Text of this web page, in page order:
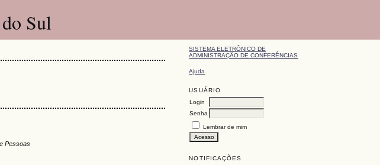
Sul
SISTEMA ELETRÔNICO DE
ADMINISTRAÇÃO DE CONFERÊNCIAS
Ajuda
USUÁRIO
Login
Senha
Lembrar de mim
NOTIFICAÇÕES
Pessoas